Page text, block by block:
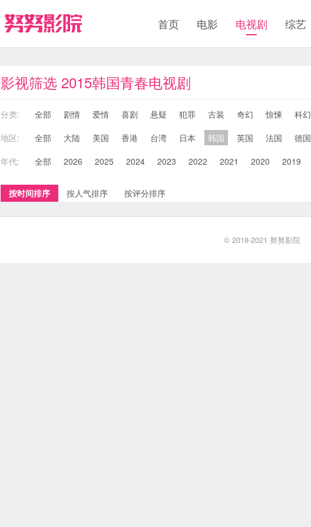
首页 电影 电视剧 综艺
影视筛选 2015韩国青春电视剧
分类: 全部 剧情 爱情 喜剧 悬疑 犯罪 古装 奇幻 惊悚 科幻
地区:
全部 大陆 美国 香港 台湾 日本 韩国 英国 法国 德国
年代:
全部 2026 2025 2024 2023 2022 2021 2020 2019
按时间排序 按人气排序 按评分排序
© 2018-2021 努努影院